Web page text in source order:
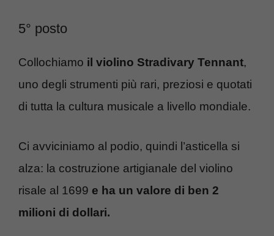
5° posto
Collochiamo il violino Stradivary Tennant,
uno degli strumenti più rari, preziosi e quotati
di tutta la cultura musicale a livello mondiale.
Ci avviciniamo al podio, quindi l’asticella si
alza: la costruzione artigianale del violino
risale al 1699 e ha un valore di ben 2
milioni di dollari.